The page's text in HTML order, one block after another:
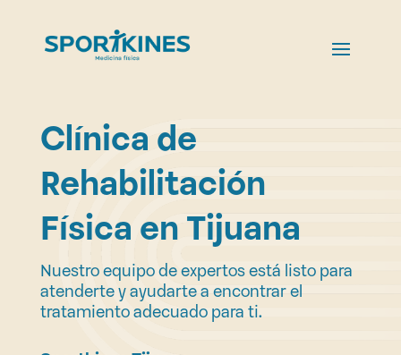
Clínica de
Rehabilitación
Física en Tijuana
Nuestro equipo de expertos está listo para
atenderte y ayudarte a encontrar el
tratamiento adecuado para ti.